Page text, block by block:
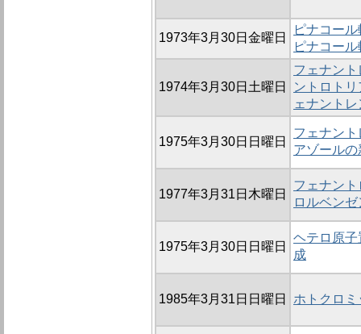
1973年3月30日金曜日
ピナコー
ピナコー
1974年3月30日土曜日
フェナン
ントロト
ェナント
1975年3月30日日曜日
フェナン
アゾール
1977年3月31日木曜日
フェナン
ロルベン
1975年3月30日日曜日
ヘテロ原
成
1985年3月31日日曜日 ホトクロ